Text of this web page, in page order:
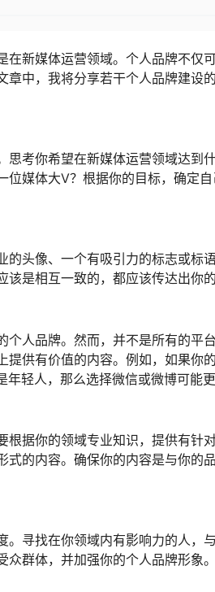
新媒体运营领域。个人品牌不仅
中，我将分享若干个人品牌建设
考你希望在新媒体运营领域达到
媒体大V？根据你的目标，确定
头像、一个有吸引力的标志或标
是相互一致的，都应该传达出你的
人品牌。然而，并不是所有的平
供有价值的内容。例如，如果你
轻人，那么选择微信或微博可能更
据你的领域专业知识，提供有针
的内容。确保你的内容是与你的
寻找在你领域内有影响力的人，
群体，并加强你的个人品牌形象。